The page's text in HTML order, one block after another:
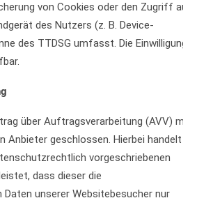
von Cookies oder den Zugriff auf
des Nutzers (z. B. Device-
des TTDSG umfasst. Die Einwilligung
über Auftragsverarbeitung (AVV) mit
Anbieter geschlossen. Hierbei handelt
vorgeschriebenen
dass dieser die
Daten unserer Websitebesucher nur